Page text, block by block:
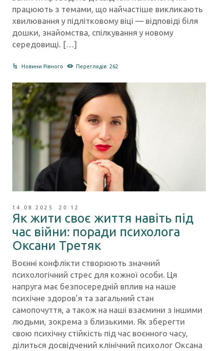
працюють з темами, що найчастіше викликають
хвилювання у підлітковому віці — відповіді біля
дошки, знайомства, спілкування у новому
середовищі. […]
Новини Рівного Переглядів: 262
14.08.2025 20:12
Як жити своє життя навіть під
час війни: поради психолога
Оксани Третяк
Воєнні конфлікти створюють значний
психологічний стрес для кожної особи. Ця
напруга має безпосередній вплив на наше
психічне здоров’я та загальний стан
самопочуття, а також на наші взаємини з іншими
людьми, зокрема з близькими. Як зберегти
свою психічну стійкість під час воєнного часу,
ділиться досвідчений клінічний психолог Оксана